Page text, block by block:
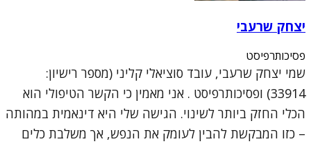
יצחק שרעבי
פסיכותרפיסט
שמי יצחק שרעבי, עובד סוציאלי קליני (מספר רישיון:
33914) ופסיכותרפיסט . אני מאמין כי הקשר הטיפולי הוא
הכלי החזק ביותר לשינוי. הגישה שלי היא דינאמית במהותה
– כזו המבקשת להבין לעומק את הנפש, אך משלבת כלים